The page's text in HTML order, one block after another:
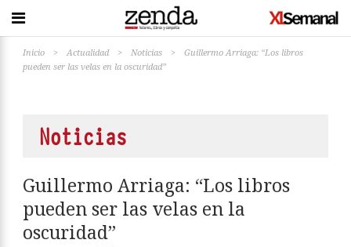
Inicio > Actualidad > Noticias >
Guillermo Arriaga: “Los libros
pueden ser las velas en la oscuridad”
Noticias
Guillermo Arriaga: “Los libros
pueden ser las velas en la
oscuridad”